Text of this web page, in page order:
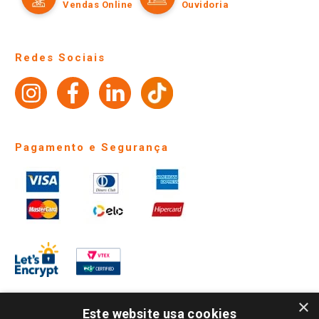
Amigo Giassi
Perguntas frequentes
Identidade Visual
Políticas de entrega
Vendas Online
Ouvidoria
Redes Sociais
Pagamento e Segurança
×
Este website usa cookies